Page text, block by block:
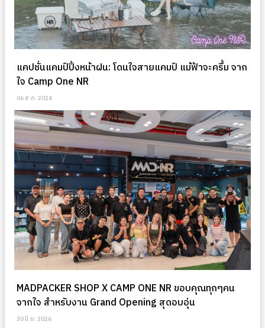
แคปชั่นแคมป์ปิ้งหน้าฝน: โดนใจสายแคมป์ แม้ฟ้าจะครึ้ม จาก
ใจ Camp One NR
06 ส.ค. 2024
MADPACKER SHOP X CAMP ONE NR ขอบคุณทุกๆคน
จากใจ สำหรับงาน Grand Opening สุดอบอุ่น
30 มิ.ย. 2026